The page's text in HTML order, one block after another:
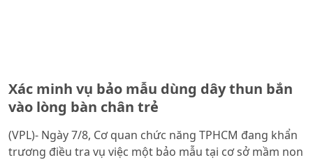
Xác minh vụ bảo mẫu dùng dây thun bắn
vào lòng bàn chân trẻ
(VPL)- Ngày 7/8, Cơ quan chức năng TPHCM đang khẩn
trương điều tra vụ việc một bảo mẫu tại cơ sở mầm non